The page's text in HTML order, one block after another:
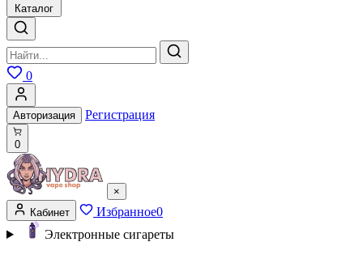
Каталог
0
Авторизация Регистрация
0
×
Кабинет
Избранное0
Электронные сигареты